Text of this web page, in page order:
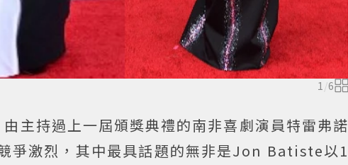
1/6
主持過上一屆頒獎典禮的南非喜劇演員特雷弗諾
爭激烈，其中最具話題的無非是Jon Batiste以1